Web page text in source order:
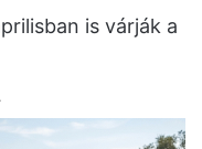
is várják a